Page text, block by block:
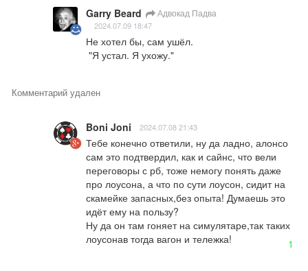
Garry Beard Адвокад Падва
2024.07.09 18:47
Не хотел бы, сам ушёл.
"Я устал. Я ухожу."
Комментарий удален
Boni Joni 2024.07.08 21:43
Тебе конечно ответили, ну да ладно, алонсо
сам это подтвердил, как и сайнс, что вели
переговоры с рб, тоже немогу понять даже
про лоусона, а что по сути лоусон, сидит на
скамейке запасных,без опыта! Думаешь это
идёт ему на пользу?
Ну да он там гоняет на симулятаре,так таких
лоусонав тогда вагон и тележка!
1